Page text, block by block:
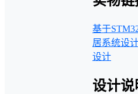
基于
居系统设
设计
设计说